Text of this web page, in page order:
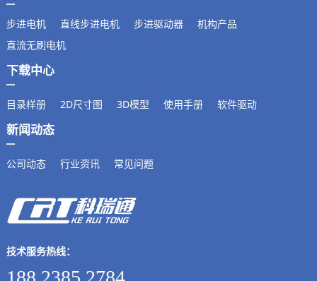
步进电机 直线步进电机 步进驱动器
机构产品
直流无刷电机
下载中心
目录样册 2D尺寸图 3D模型 使用手册 软件驱动
新闻动态
公司动态 行业资讯 常见问题
技术服务热线：